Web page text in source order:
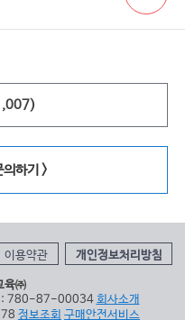
)
하기 >
이용약관 개인정보처리방침
육㈜
: 780-87-00034회사소개
정보조회 구매안전서비스